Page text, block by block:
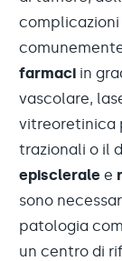
farmaci in
vascolare,
vitreoretinica
trazionali o il
episclerale e
sono
patologia
un centro di